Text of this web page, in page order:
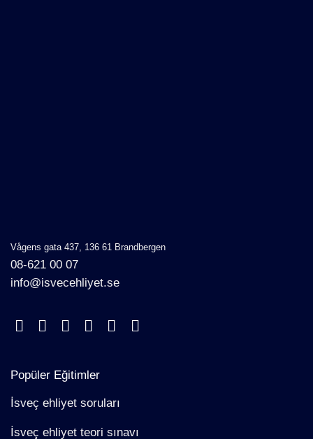
Vågens gata 437, 136 61 Brandbergen
08-621 00 07
info@isvecehliyet.se
Popüler Eğitimler
İsveç ehliyet soruları
İsveç ehliyet teori sınavı